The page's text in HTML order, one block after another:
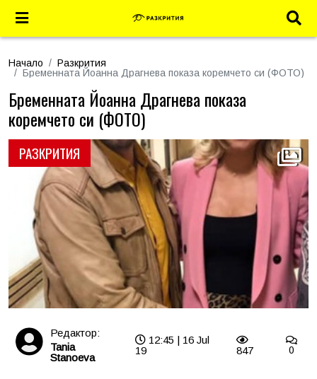
Начало
Разкрития
Бременната Йоанна Драгнева показа коремчето си (ФОТО)
РАЗКРИТИЯ
Бременната Йоанна Драгнева показа
коремчето си (ФОТО)
Редактор:
Tania
Stanoeva
12:45 | 16 Jul
19
847 0